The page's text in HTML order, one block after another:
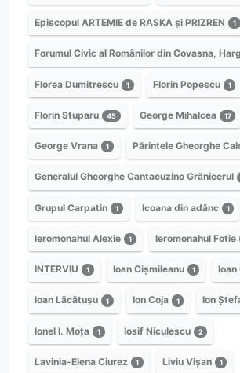
Episcopul ARTEMIE de RASKA și PRIZREN 1
Forumul Civic al Românilor din Covasna,
Florea Dumitrescu 1 Florin Popescu 1
Florin Stuparu 45 George Mihalcea 17
George Vrana 1 Părintele Gheorghe
Generalul Gheorghe Cantacuzino Grănicerul
Grupul Carpatin 1 Icoana din adânc 1
Ieromonahul Alexie 1 Ieromonahul Fotie
INTERVIU 1 Ioan Cișmileanu 1 Ioan
Ioan Lăcătușu 1 Ion Coja 1 Ion
Ionel I. Moța 1 Iosif Niculescu 2
Lavinia-Elena Ciurez 1 Liviu Vișan 1